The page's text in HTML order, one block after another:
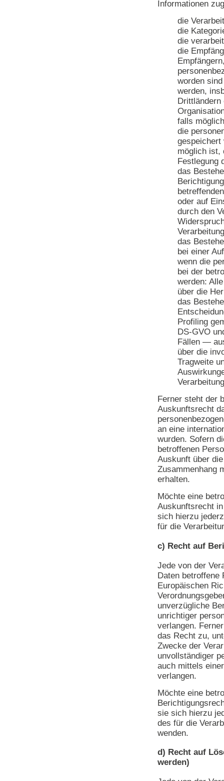
Informationen
die
die
die
die
worden
werden,
falls
die
gespeichert
möglich ist,
Festlegung
das
oder auf
durch den
Verarbeitung
das
bei einer
wenn die
bei der
werden:
über die
das
Profiling
DS-GVO
Fällen —
über die
Tragweite
Ferner steht der
Auskunftsrecht
an eine
wurden. Sofern
betroffenen
Auskunft über
Zusammenhang
erhalten.
Möchte eine
Auskunftsrecht
sich hierzu
für die
c) Recht auf
Jede von der
Daten betroffene
Europäischen
unverzügliche
unrichtiger
verlangen.
das Recht zu,
Zwecke der
unvollständiger
auch mittels
verlangen.
Möchte eine
sie sich hierzu
des für die
wenden.
d) Recht auf
werden)